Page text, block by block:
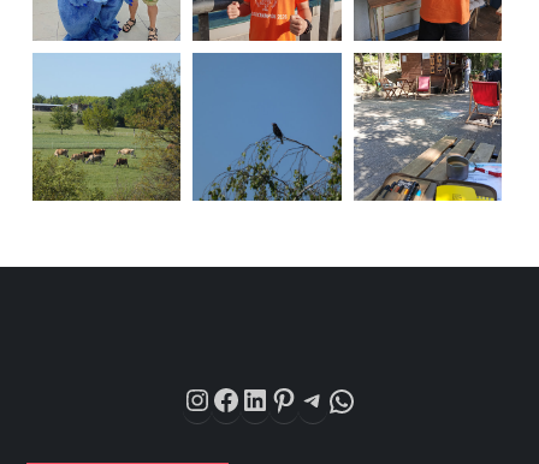
Instagram
Facebook
LinkedIn
Pinterest
Telegram